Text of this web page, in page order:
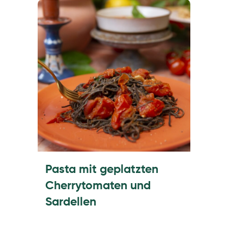
Pasta mit geplatzten
Cherrytomaten und
Sardellen